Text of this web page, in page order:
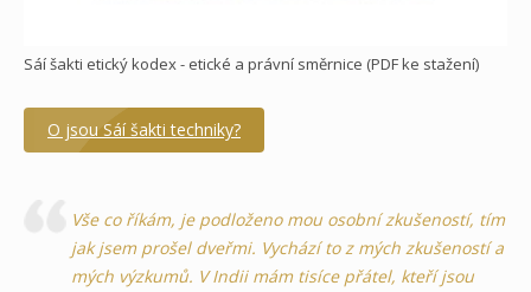
Sáí šakti etický kodex - etické a právní směrnice (PDF ke stažení)
O jsou Sáí šakti techniky?
Vše co říkám, je podloženo mou osobní zkušeností, tím
jak jsem prošel dveřmi. Vychází to z mých zkušeností a
mých výzkumů. V Indii mám tisíce přátel, kteří jsou